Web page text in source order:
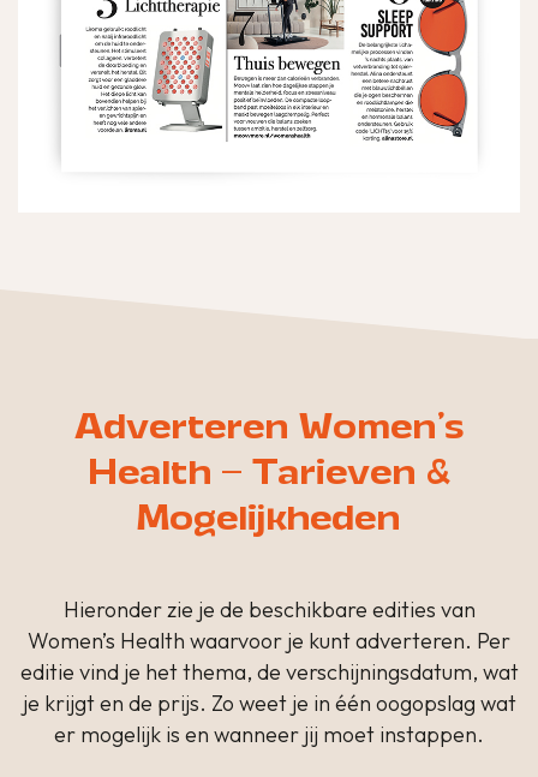
Adverteren Women's
Health – Tarieven &
Mogelijkheden
Hieronder zie je de beschikbare edities van
Women’s Health waarvoor je kunt adverteren. Per
editie vind je het thema, de verschijningsdatum, wat
je krijgt en de prijs. Zo weet je in één oogopslag wat
er mogelijk is en wanneer jij moet instappen.